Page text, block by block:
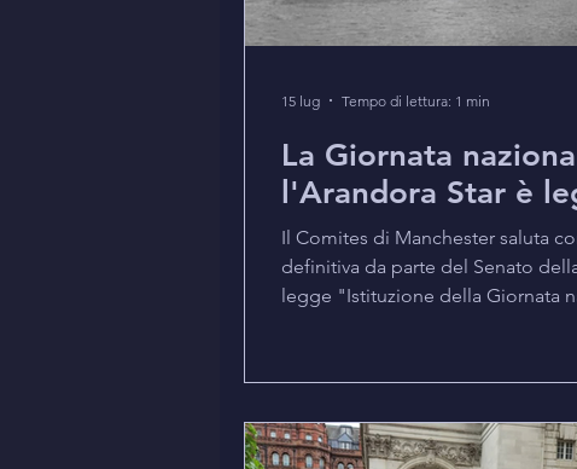
La Giornata
l'Arandora Star è
Il Comites di Manchester saluta
definitiva da parte del Senato
legge "Istituzione della Giornata
Star, silurato da un’unità della
in Canada, fu affondata il 2 luglio
15 lug Tempo di lettura: 1 min